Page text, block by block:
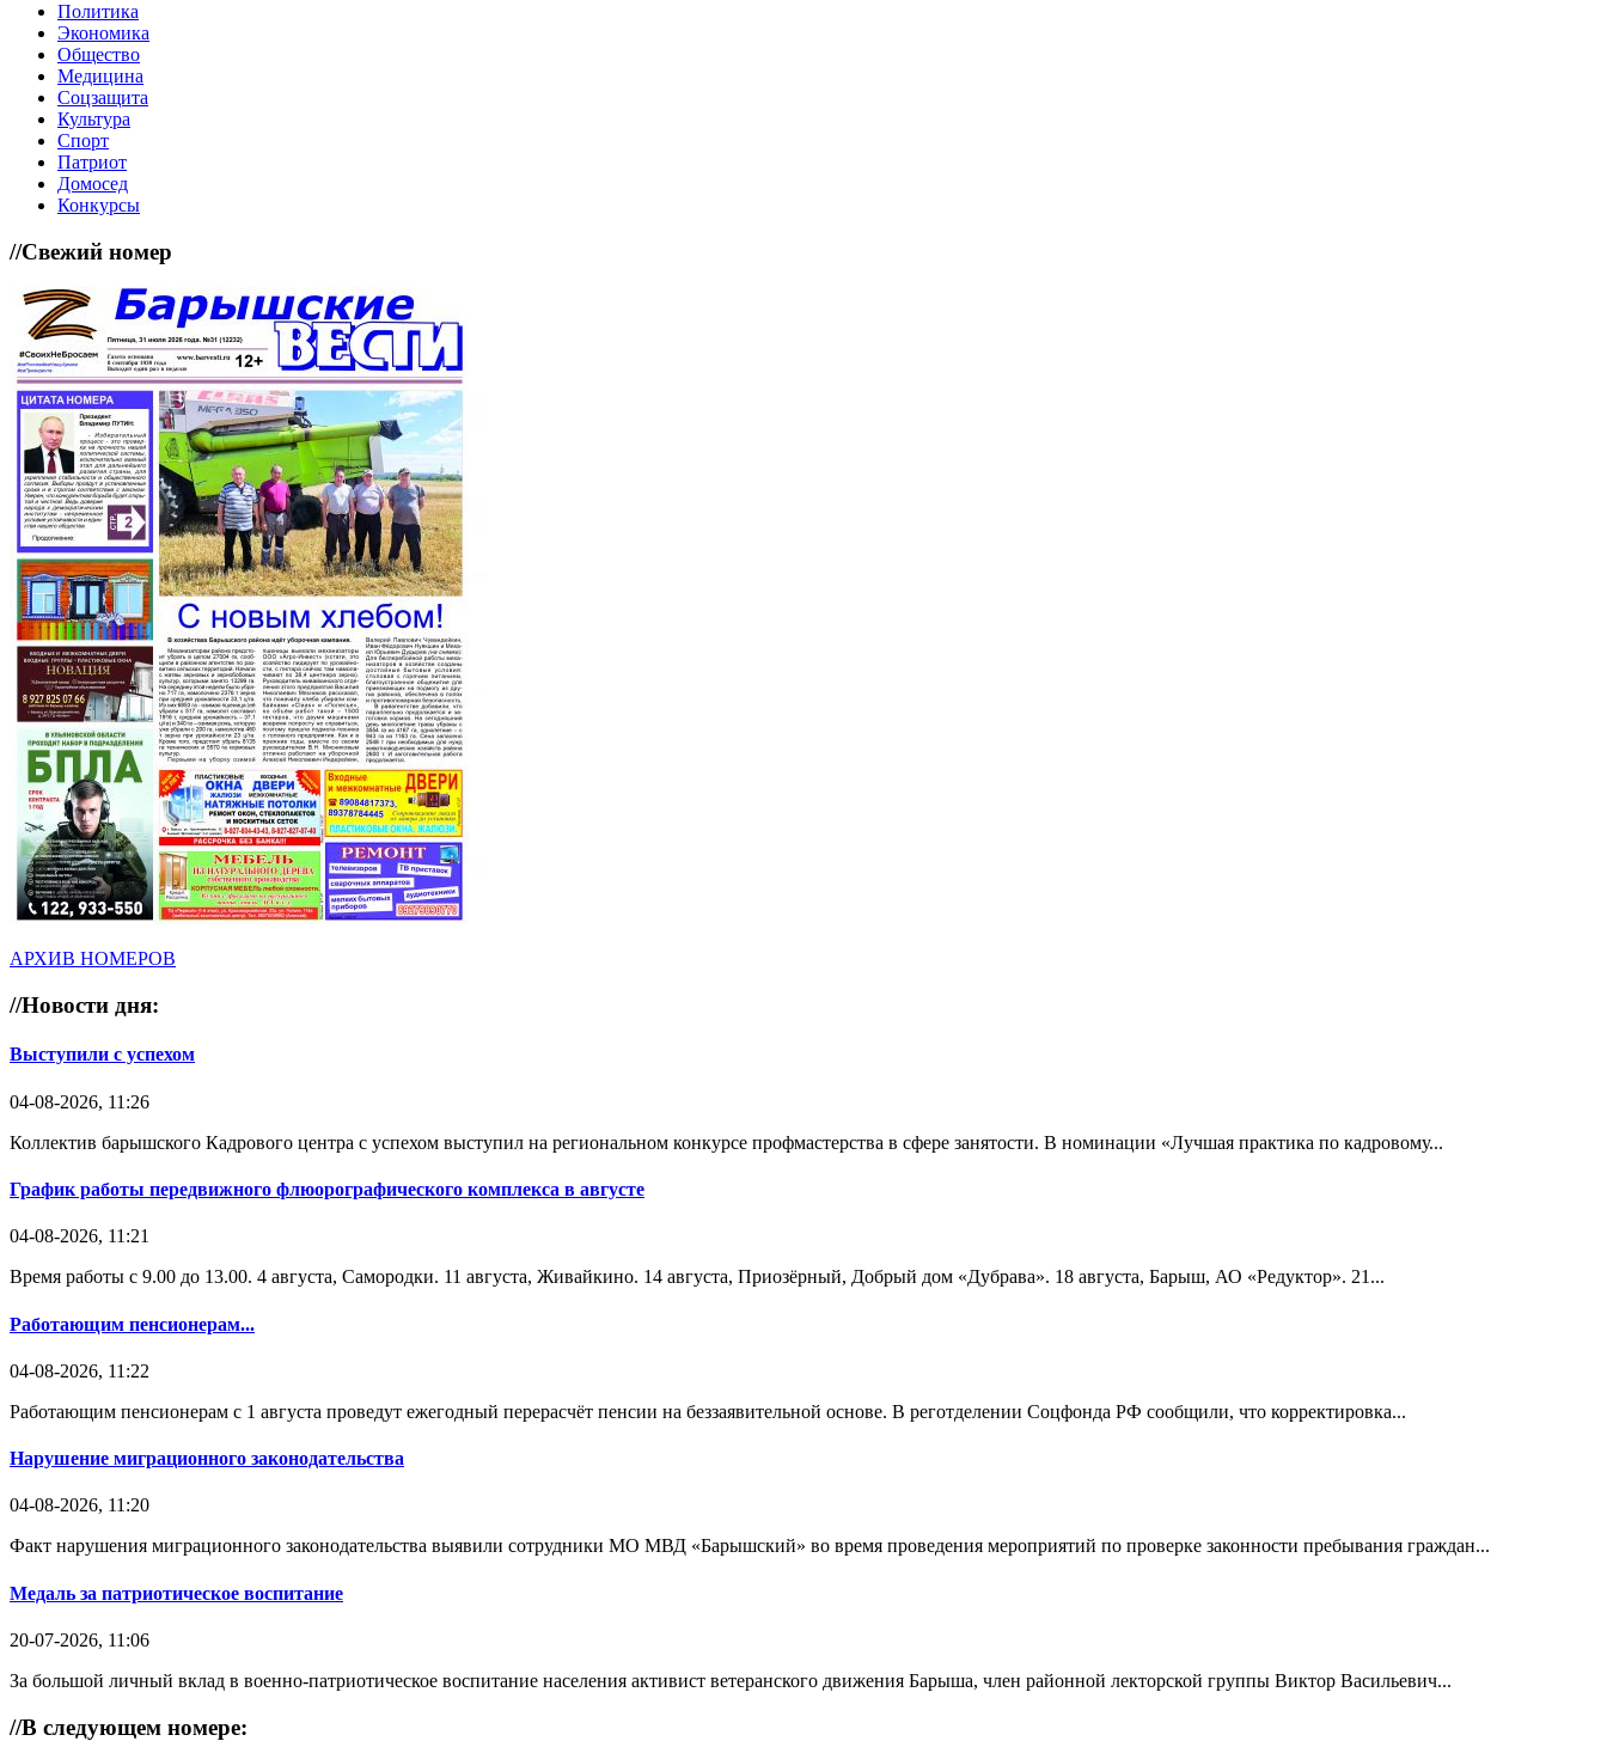
Политика
Экономика
Общество
Медицина
Соцзащита
Культура
Спорт
Патриот
Домосед
Конкурсы
//Свежий номер
АРХИВ НОМЕРОВ
//Новости дня:
Выступили с успехом
04-08-2026, 11:26
Коллектив барышского Кадрового центра с успехом выступил на региональном конкурсе профмастерства в сфере занятости. В номинации «Лучшая практика по кадровому...
График работы передвижного флюорографического комплекса в августе
04-08-2026, 11:21
Время работы с 9.00 до 13.00. 4 августа, Самородки. 11 августа, Живайкино. 14 августа, Приозёрный, Добрый дом «Дубрава». 18 августа, Барыш, АО «Редуктор». 21...
Работающим пенсионерам...
04-08-2026, 11:22
Работающим пенсионерам с 1 августа проведут ежегодный перерасчёт пенсии на беззаявительной основе. В реготделении Соцфонда РФ сообщили, что корректировка...
Нарушение миграционного законодательства
04-08-2026, 11:20
Факт нарушения миграционного законодательства выявили сотрудники МО МВД «Барышский» во время проведения мероприятий по проверке законности пребывания граждан...
Медаль за патриотическое воспитание
20-07-2026, 11:06
За большой личный вклад в военно-патриотическое воспитание населения активист ветеранского движения Барыша, член районной лекторской группы Виктор Васильевич...
//В следующем номере: